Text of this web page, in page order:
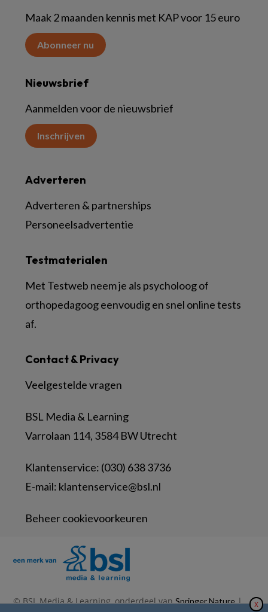
Maak 2 maanden kennis met KAP voor 15 euro
Abonneer nu
Nieuwsbrief
Aanmelden voor de nieuwsbrief
Inschrijven
Contact & Privacy
Veelgestelde vragen
BSL Media & Learning
Varrolaan 114, 3584 BW Utrecht
Klantenservice: (030) 638 3736
E-mail: klantenservice@bsl.nl
Beheer cookievoorkeuren
Testmaterialen
Met Testweb neem je als psycholoog of
orthopedagoog eenvoudig en snel online tests
af.
Adverteren
Adverteren & partnerships
Personeelsadvertentie
© BSL Media & Learning, onderdeel van Springer Nature | X